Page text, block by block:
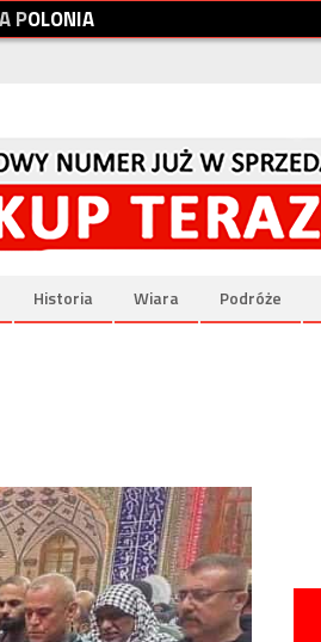
APOLONIA
Historia Wiara Podróże